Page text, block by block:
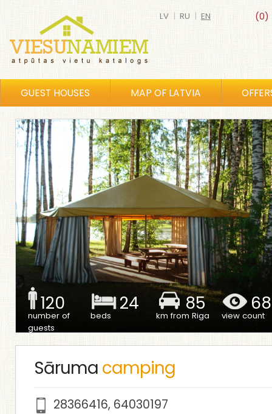
(0)
LV | RU | EN
GUEST HOUSES MAP OF LATVIA
120
number of
guests
24
beds
85
km from Riga view count
Sāruma camping
28366416, 64030197